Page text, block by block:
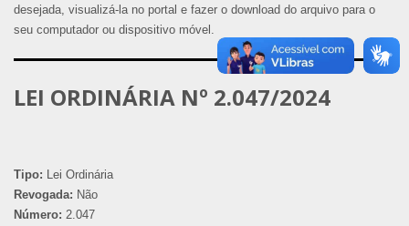
desejada, visualizá-la no portal e fazer o download do arquivo para o
seu computador ou dispositivo móvel.
LEI ORDINÁRIA Nº 2.047/2024
Tipo: Lei Ordinária
Revogada: Não
Número: 2.047